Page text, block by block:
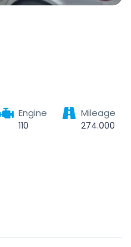
Engine
110
Mileage
274.000